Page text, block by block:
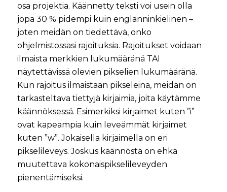
osa projektia. Käännetty teksti voi usein olla
jopa 30 % pidempi kuin englanninkielinen –
joten meidän on tiedettävä, onko
ohjelmistossasi rajoituksia. Rajoitukset voidaan
ilmaista merkkien lukumääränä TAI
näytettävissä olevien pikselien lukumääränä.
Kun rajoitus ilmaistaan pikseleinä, meidän on
tarkasteltava tiettyjä kirjaimia, joita käytämme
käännöksessä. Esimerkiksi kirjaimet kuten ”i”
ovat kapeampia kuin leveämmät kirjaimet
kuten ”w”. Jokaisella kirjaimella on eri
pikselileveys. Joskus käännöstä on ehkä
muutettava kokonaispikselileveyden
pienentämiseksi.